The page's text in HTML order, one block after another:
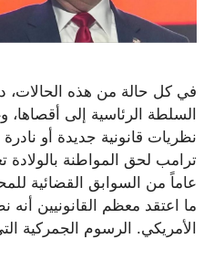
في كل حالة من هذه الحالات،
السلطة الرئاسية إلى أقصاها،
نظريات قانونية جديدة أو نادرة
عاماً من السوابق القضائية
ما اعتقد معظم القانونيين
الأمريكي. الرسوم الجمركية